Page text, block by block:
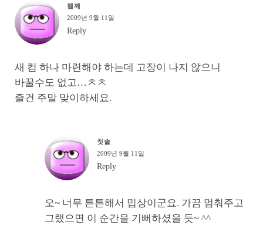
펨께
2009년 9월 11일
Reply
새 컴 하나 마련해야 하는데 고장이 나지 않으니
바꿀수도 없고…ㅊㅊ
즐건 주말 맞이하세요.
칫솔
2009년 9월 11일
Reply
오~ 너무 튼튼해서 밉상이군요. 가끔 멈춰주고
그랬으면 이 순간을 기뻐하셨을 듯~ ^^